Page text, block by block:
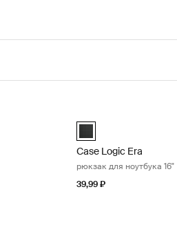
Case Logic Era 16"
Case Logic Era
рюкзак для ноутбука 16"
39,99 ₽